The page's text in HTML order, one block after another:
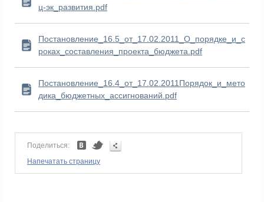
ц-эк_развития.pdf
Постановление_16.5_от_17.02.2011_О_порядке_и_с
роках_составления_проекта_бюджета.pdf
Постановление_16.4_от_17.02.2011Порядок_и_мето
дика_бюджетных_ассигнований.pdf
Поделиться:
Напечатать страницу